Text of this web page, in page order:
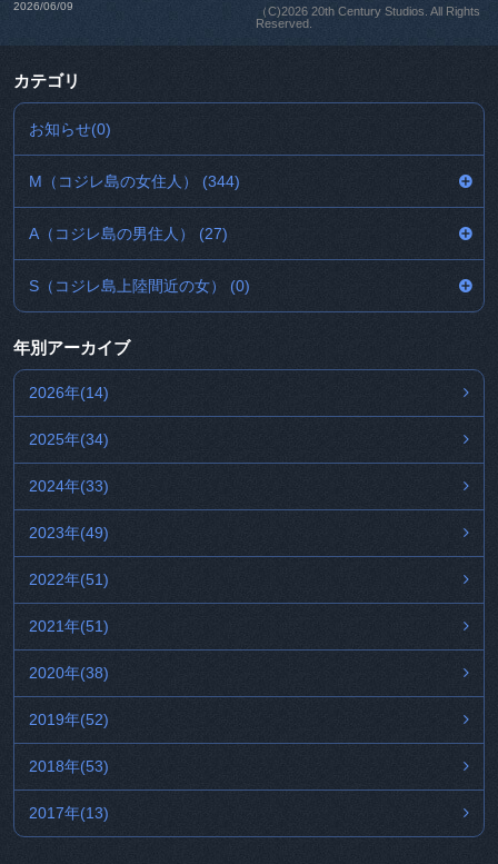
2026/06/09
（C)2026 20th Century Studios. All Rights
Reserved.
カテゴリ
お知らせ(0)
M（コジレ島の女住人） (344)
A（コジレ島の男住人） (27)
S（コジレ島上陸間近の女） (0)
年別アーカイブ
2026年(14)
2025年(34)
2024年(33)
2023年(49)
2022年(51)
2021年(51)
2020年(38)
2019年(52)
2018年(53)
2017年(13)